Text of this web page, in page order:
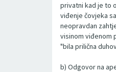
privatni kad je to
viđenje čovjeka
neopravdan
visinom viđenom
"bila prilična
b) Odgovor na